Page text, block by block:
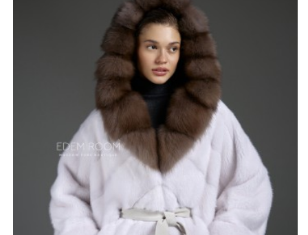
норки. Этомех, который всегда ценился
производителями за особую износостойкость
итеплоизолицию. Норка выкрашена в красивый, слегка
приглушенный белый цвет,который отлично смотрится
на контрасте с коричневым цветом капюшона из
Шуба сшита как пончо, имеет объемные рукава.
Длинаверхней одежды 70-75 см. Данная модель
предусматривает пояс, который выполнениз кожи. В
шоу-руме представлена широкий размерная сетка
артикула, с 42 по 56.
*описание несет информационный характер, состав и
правила ухода могут быть изменены производителем